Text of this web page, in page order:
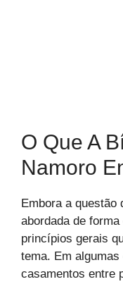
O Que A
Namoro
Embora a questão
abordada de
princípios gerais
tema. Em
casamentos entre